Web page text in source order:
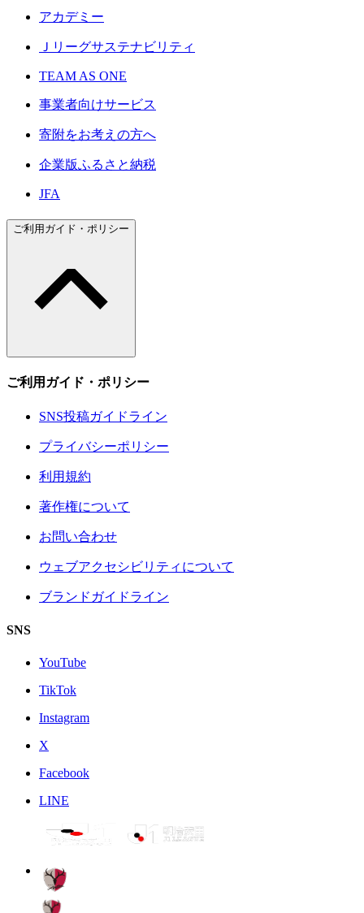
アカデミー
Ｊリーグサステナビリティ
TEAM AS ONE
事業者向けサービス
寄附をお考えの方へ
企業版ふるさと納税
JFA
ご利用ガイド・ポリシー
ご利用ガイド・ポリシー
SNS投稿ガイドライン
プライバシーポリシー
利用規約
著作権について
お問い合わせ
ウェブアクセシビリティについて
ブランドガイドライン
SNS
YouTube
TikTok
Instagram
X
Facebook
LINE